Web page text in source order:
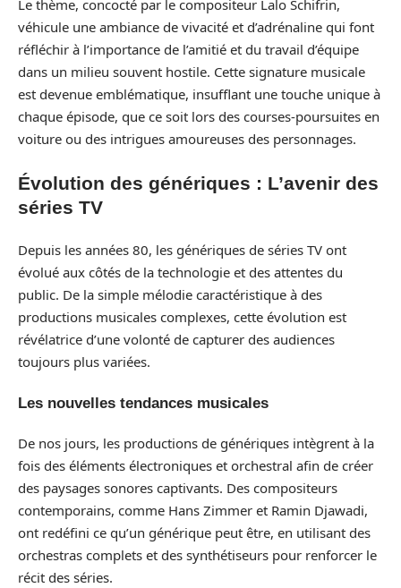
Le thème, concocté par le compositeur Lalo Schifrin,
véhicule une ambiance de vivacité et d’adrénaline qui font
réfléchir à l’importance de l’amitié et du travail d’équipe
dans un milieu souvent hostile. Cette signature musicale
est devenue emblématique, insufflant une touche unique à
chaque épisode, que ce soit lors des courses-poursuites en
voiture ou des intrigues amoureuses des personnages.
Évolution des génériques : L’avenir des
séries TV
Depuis les années 80, les génériques de séries TV ont
évolué aux côtés de la technologie et des attentes du
public. De la simple mélodie caractéristique à des
productions musicales complexes, cette évolution est
révélatrice d’une volonté de capturer des audiences
toujours plus variées.
Les nouvelles tendances musicales
De nos jours, les productions de génériques intègrent à la
fois des éléments électroniques et orchestral afin de créer
des paysages sonores captivants. Des compositeurs
contemporains, comme Hans Zimmer et Ramin Djawadi,
ont redéfini ce qu’un générique peut être, en utilisant des
orchestras complets et des synthétiseurs pour renforcer le
récit des séries.